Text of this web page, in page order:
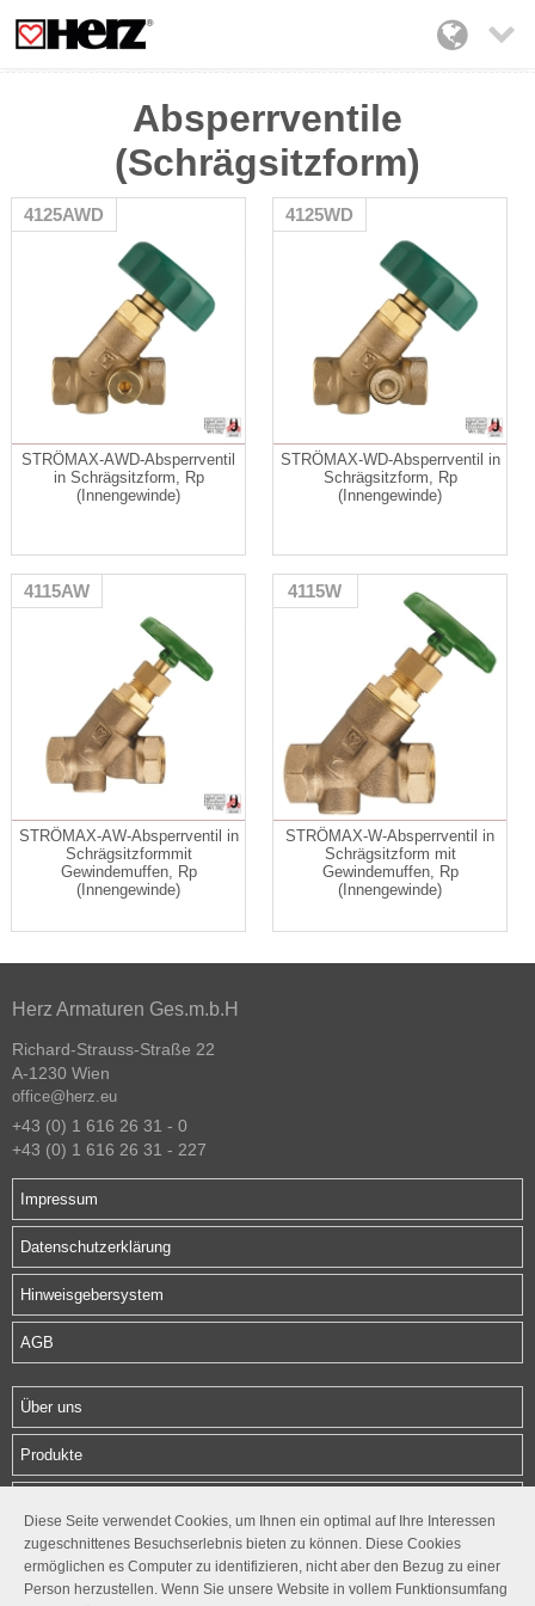
Diese Seite verwendet Cookies, um Ihnen ein optimal auf Ihre Interessen
zugeschnittenes Besuchserlebnis bieten zu können. Diese Cookies
ermöglichen es Computer zu identifizieren, nicht aber den Bezug zu einer
Person herzustellen. Wenn Sie unsere Website in vollem Funktionsumfang

Absperrventile
(Schrägsitzform)
4125AWD
STRÖMAX-AWD-Absperrventil
in Schrägsitzform, Rp
(Innengewinde)
4125WD
STRÖMAX-WD-Absperrventil in
Schrägsitzform, Rp
(Innengewinde)
4115AW
STRÖMAX-AW-Absperrventil in
Schrägsitzformmit
Gewindemuffen, Rp
(Innengewinde)
4115W
STRÖMAX-W-Absperrventil in
Schrägsitzform mit
Gewindemuffen, Rp
(Innengewinde)
Herz Armaturen Ges.m.b.H
Richard-Strauss-Straße 22
A-1230 Wien
office@herz.eu
+43 (0) 1 616 26 31 - 0
+43 (0) 1 616 26 31 - 227
Impressum
Datenschutzerklärung
Hinweisgebersystem
AGB
Über uns
Produkte
Kontakt
Follow us